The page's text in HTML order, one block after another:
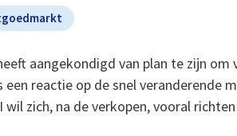
aangekondigd van plan te zijn
een reactie op de snel veranderende
wil zich, na de verkopen, vooral